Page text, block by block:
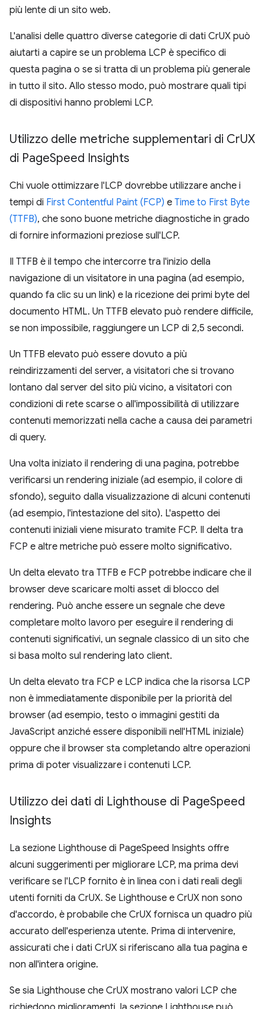
più lente di un sito web.
L'analisi delle quattro diverse categorie di dati CrUX può
aiutarti a capire se un problema LCP è specifico di
questa pagina o se si tratta di un problema più generale
in tutto il sito. Allo stesso modo, può mostrare quali tipi
di dispositivi hanno problemi LCP.
Utilizzo delle metriche supplementari di CrUX
di PageSpeed Insights
Chi vuole ottimizzare l'LCP dovrebbe utilizzare anche i
tempi di First Contentful Paint (FCP) e Time to First Byte
(TTFB), che sono buone metriche diagnostiche in grado
di fornire informazioni preziose sull'LCP.
Il TTFB è il tempo che intercorre tra l'inizio della
navigazione di un visitatore in una pagina (ad esempio,
quando fa clic su un link) e la ricezione dei primi byte del
documento HTML. Un TTFB elevato può rendere difficile,
se non impossibile, raggiungere un LCP di 2,5 secondi.
Un TTFB elevato può essere dovuto a più
reindirizzamenti del server, a visitatori che si trovano
lontano dal server del sito più vicino, a visitatori con
condizioni di rete scarse o all'impossibilità di utilizzare
contenuti memorizzati nella cache a causa dei parametri
di query.
Una volta iniziato il rendering di una pagina, potrebbe
verificarsi un rendering iniziale (ad esempio, il colore di
sfondo), seguito dalla visualizzazione di alcuni contenuti
(ad esempio, l'intestazione del sito). L'aspetto dei
contenuti iniziali viene misurato tramite FCP. Il delta tra
FCP e altre metriche può essere molto significativo.
Un delta elevato tra TTFB e FCP potrebbe indicare che il
browser deve scaricare molti asset di blocco del
rendering. Può anche essere un segnale che deve
completare molto lavoro per eseguire il rendering di
contenuti significativi, un segnale classico di un sito che
si basa molto sul rendering lato client.
Un delta elevato tra FCP e LCP indica che la risorsa LCP
non è immediatamente disponibile per la priorità del
browser (ad esempio, testo o immagini gestiti da
JavaScript anziché essere disponibili nell'HTML iniziale)
oppure che il browser sta completando altre operazioni
prima di poter visualizzare i contenuti LCP.
Utilizzo dei dati di Lighthouse di PageSpeed
Insights
La sezione Lighthouse di PageSpeed Insights offre
alcuni suggerimenti per migliorare LCP, ma prima devi
verificare se l'LCP fornito è in linea con i dati reali degli
utenti forniti da CrUX. Se Lighthouse e CrUX non sono
d'accordo, è probabile che CrUX fornisca un quadro più
accurato dell'esperienza utente. Prima di intervenire,
assicurati che i dati CrUX si riferiscano alla tua pagina e
non all'intera origine.
Se sia Lighthouse che CrUX mostrano valori LCP che